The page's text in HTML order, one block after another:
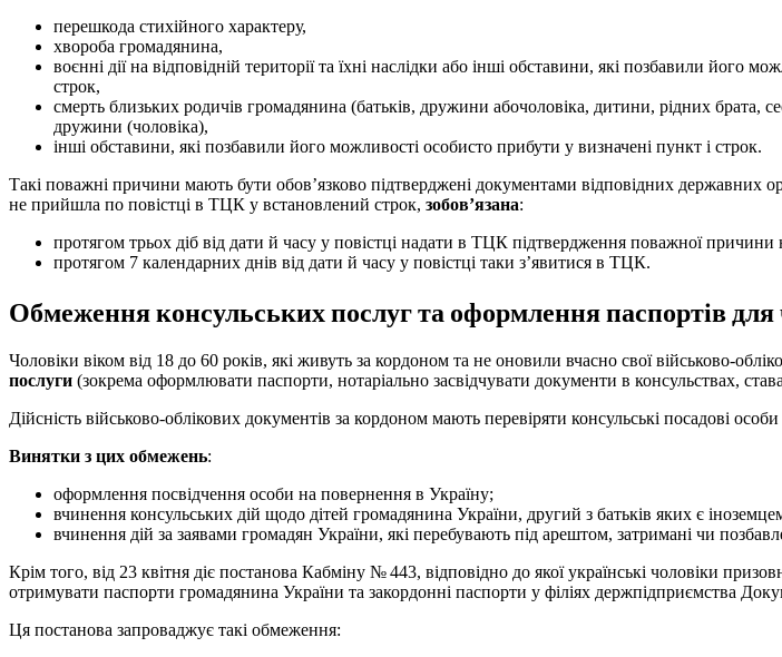
перешкода стихійного характеру,
хвороба громадянина,
воєнні дії на відповідній території та їхні наслідки або інші обставини, які позбавили його
строк,
смерть близьких родичів громадянина (батьків, дружини абочоловіка, дитини, рідних брата,
дружини (чоловіка),
інші обставини, які позбавили його можливості особисто прибути у визначені пункт і строк.
Такі поважні причини мають бути обов’язково підтверджені документами відповідних державних
не прийшла по повістці в ТЦК у встановлений строк, зобов’язана:
протягом трьох діб від дати й часу у повістці надати в ТЦК підтвердження поважної причини
протягом 7 календарних днів від дати й часу у повістці таки з’явитися в ТЦК.
Обмеження консульських послуг та оформлення паспортів для
Чоловіки віком від 18 до 60 років, які живуть за кордоном та не оновили вчасно свої військово-
послуги (зокрема оформлювати паспорти, нотаріально засвідчувати документи в консульствах,
Дійсність військово-облікових документів за кордоном мають перевіряти консульські посадові
Винятки з цих обмежень:
оформлення посвідчення особи на повернення в Україну;
вчинення консульських дій щодо дітей громадянина України, другий з батьків яких є
вчинення дій за заявами громадян України, які перебувають під арештом, затримані чи
Крім того, від 23 квітня діє постанова Кабміну № 443, відповідно до якої українські чоловіки
отримувати паспорти громадянина України та закордонні паспорти у філіях держпідприємства
Ця постанова запроваджує такі обмеження: